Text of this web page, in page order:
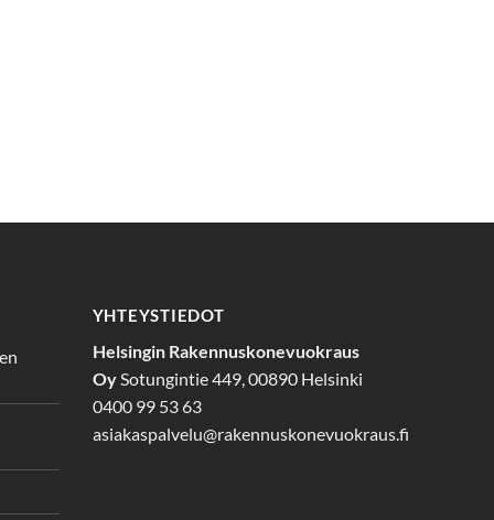
YHTEYSTIEDOT
Helsingin Rakennuskonevuokraus
OySotungintie 449, 00890 Helsinki
0400 99 53 63
asiakaspalvelu@rakennuskonevuokraus.fi